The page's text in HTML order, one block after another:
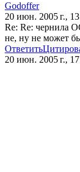
Godoffer
20 июн. 2005 г.,
Re: Re: чернила
не, ну не может
Ответить
20 июн. 2005 г.,